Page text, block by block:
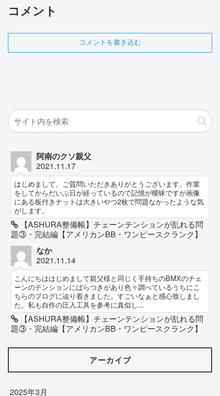
コメント
コメントを書き込む
阿南のクソ親父
2021.11.17
はじめまして。ご質問いただきありがとうございます。作業
をしてからだいぶ日が経っているので記憶が曖昧ですが画像
にある板付きナットは大きいやつ2枚で問題なかったような気
がします。
【ASHURA整備帳】チェーンテンションが乱れる問
題③・完結編【アメリカンBB・ワンピースクランク】
なか
2021.11.14
こんにちははじめまして親父様と同じく手持ちのBMXのチェ
ーンのテンションにばらつきがあり色々調べているうちにこ
ちらのブログに辿り着きました。すごいなぁと感心致しまし
た。私も自作の圧入工具を参考に真似し...
【ASHURA整備帳】チェーンテンションが乱れる問
題③・完結編【アメリカンBB・ワンピースクランク】
アーカイブ
2025年3月